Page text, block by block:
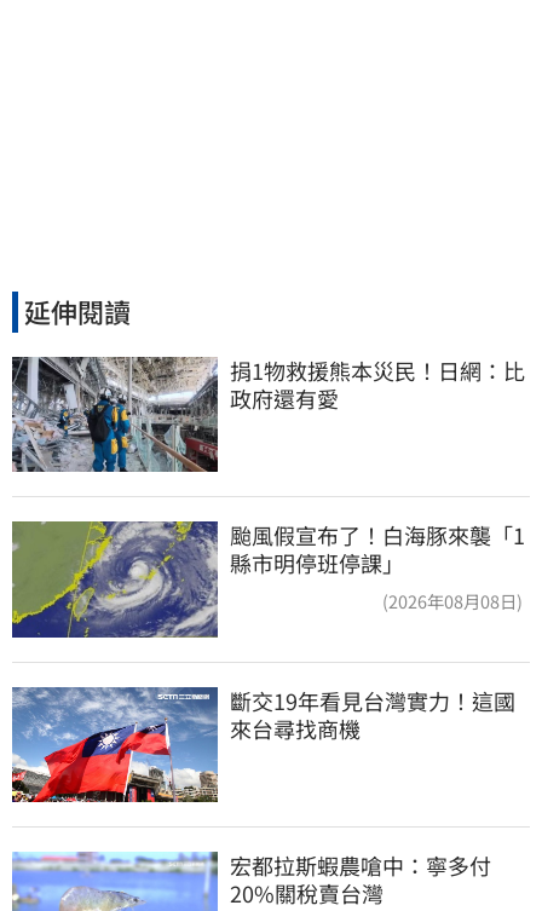
延伸閱讀
捐1物救援熊本災民！日網：比
政府還有愛
颱風假宣布了！白海豚來襲「1
縣市明停班停課」
(2026年08月08日)
斷交19年看見台灣實力！這國
來台尋找商機
宏都拉斯蝦農嗆中：寧多付
20%關稅賣台灣